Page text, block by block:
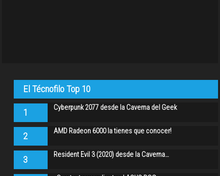
El Técnofilo Top 10
1 Cyberpunk 2077 desde la Caverna del Geek
2 AMD Radeon 6000 la tienes que conocer!
3 Resident Evil 3 (2020) desde la Caverna…